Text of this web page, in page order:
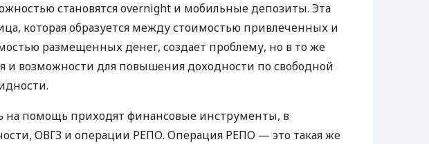
становятся overnight и мобильные депозиты. Эта
которая образуется между стоимостью привлеченных и
размещенных денег, создает проблему, но в то же
и возможности для повышения доходности по свободной
на помощь приходят финансовые инструменты, в
ОВГЗ и операции РЕПО. Операция РЕПО — это такая же